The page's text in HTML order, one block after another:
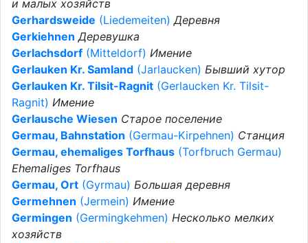
и малых хозяйств
Gerhardsweide (Liedemeiten)Деревня
Gerkiehnen Деревушка
Gerlachsdorf (Mitteldorf) Имение
Gerlauken Kr. Samland (Jarlaucken) Бывший хутор
Gerlauken Kr. Tilsit-Ragnit (Gerlaucken Kr. Tilsit-
Ragnit) Имение
Gerlausche Wiesen Старое поселение
Germau, Bahnstation (Germau-Kirpehnen) Станция
Germau, ehemaliges Torfhaus (Torfbruch Germau)
Ehemaliges Torfhaus
Germau, Ort (Gyrmau) Большая деревня
Germehnen (Jermein) Имение
Germingen (Germingkehmen) Несколько мелких
хозяйств